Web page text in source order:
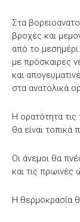
Στα
βροχές και
από το
με πρόσκαιρες
και
στα ανατολικά
Η ορατότητα
θα είναι τοπικά
Οι άνεμοι θα
και τις πρωινές
Η θερμοκρασία